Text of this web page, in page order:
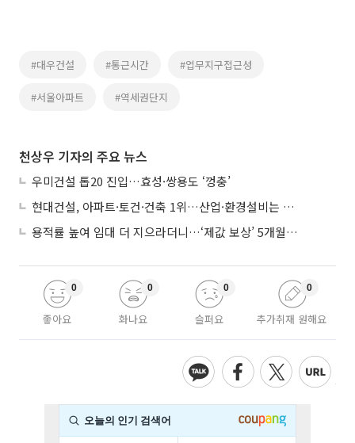
#대우건설 #통근시간 #업무지구접근성
#서울아파트 #역세권단지
천상우 기자의 주요 뉴스
우미건설 톱20 진입…효성·쌍용도 ‘껑충’
현대건설, 아파트·토건·건축 1위…산업·환경설비는 삼성E&A
용적률 높여 임대 더 지으라더니…‘제값 보상’ 5개월째 국회에 발목
좋아요
0
화나요
0
슬퍼요
0
추가취재 원해요
0